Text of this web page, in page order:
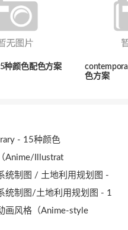
种颜色配色方案
色方案
- 15种颜色
Anime/Illustrat
统制图 / 土地利用规划图 -
统制图/土地利用规划图 - 1
画风格（Anime-style